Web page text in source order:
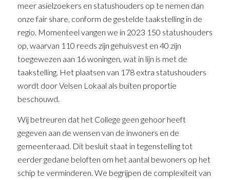
meer asielzoekers en statushouders op te nemen dan
onze fair share, conform de gestelde taakstelling in de
regio. Momenteel vangen we in 2023 150 statushouders
op, waarvan 110 reeds zijn gehuisvest en 40 zijn
toegewezen aan 16 woningen, wat in lijn is met de
taakstelling. Het plaatsen van 178 extra statushouders
wordt door Velsen Lokaal als buiten proportie
beschouwd.
Wij betreuren dat het College geen gehoor heeft
gegeven aan de wensen van de inwoners en de
gemeenteraad. Dit besluit staat in tegenstelling tot
eerder gedane beloften om het aantal bewoners op het
schip te verminderen. We begrijpen de complexiteit van